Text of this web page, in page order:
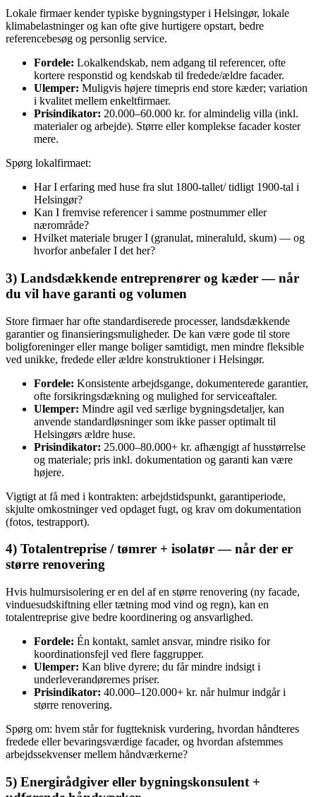
Lokale firmaer kender typiske bygningstyper i Helsingør, lokale
klimabelastninger og kan ofte give hurtigere opstart, bedre
reference­besøg og personlig service.
Fordele: Lokalkendskab, nem adgang til referencer, ofte
kortere responstid og kendskab til fredede/ældre facader.
Ulemper: Muligvis højere timepris end store kæder; variation
i kvalitet mellem enkeltfirmaer.
Prisindikator: 20.000–60.000 kr. for almindelig villa (inkl.
materialer og arbejde). Større eller komplekse facader koster
mere.
Spørg lokalfirmaet:
Har I erfaring med huse fra slut 1800‑tallet/ tidligt 1900‑tal i
Helsingør?
Kan I fremvise referencer i samme postnummer eller
nærområde?
Hvilket materiale bruger I (granulat, mineraluld, skum) — og
hvorfor anbefaler I det her?
3) Landsdækkende entreprenører og kæder — når
du vil have garanti og volumen
Store firmaer har ofte standardiserede processer, landsdækkende
garantier og finansieringsmuligheder. De kan være gode til store
boligforeninger eller mange boliger samtidigt, men mindre fleksible
ved unikke, fredede eller ældre konstruktioner i Helsingør.
Fordele: Konsistente arbejdsgange, dokumenterede garantier,
ofte forsikringsdækning og mulighed for serviceaftaler.
Ulemper: Mindre agil ved særlige bygningsdetaljer, kan
anvende standardløsninger som ikke passer optimalt til
Helsingørs ældre huse.
Prisindikator: 25.000–80.000+ kr. afhængigt af husstørrelse
og materiale; pris inkl. dokumentation og garanti kan være
højere.
Vigtigt at få med i kontrakten: arbejdstidspunkt, garantiperiode,
skjulte omkostninger ved opdaget fugt, og krav om dokumentation
(fotos, testrapport).
4) Totalentreprise / tømrer + isolatør — når der er
større renovering
Hvis hulmursisolering er en del af en større renovering (ny facade,
vinduesudskiftning eller tætning mod vind og regn), kan en
totalentreprise give bedre koordinering og ansvarlighed.
Fordele: Én kontakt, samlet ansvar, mindre risiko for
koordinationsfejl ved flere faggrupper.
Ulemper: Kan blive dyrere; du får mindre indsigt i
underleverandørernes priser.
Prisindikator: 40.000–120.000+ kr. når hulmur indgår i
større renovering.
Spørg om: hvem står for fugtteknisk vurdering, hvordan håndteres
fredede eller bevaringsværdige facader, og hvordan afstemmes
arbejdssekvenser mellem håndværkerne?
5) Energirådgiver eller bygningskonsulent +